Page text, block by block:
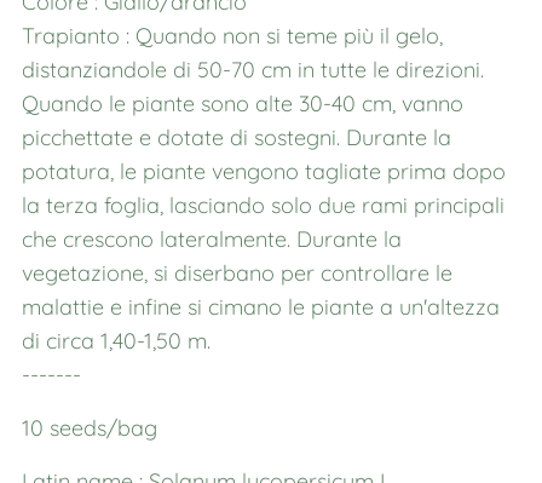
Trapianto : Quando non si teme più il gelo,
distanziandole di 50-70 cm in tutte le direzioni.
Quando le piante sono alte 30-40 cm, vanno
picchettate e dotate di sostegni. Durante la
potatura, le piante vengono tagliate prima dopo
la terza foglia, lasciando solo due rami principali
che crescono lateralmente. Durante la
vegetazione, si diserbano per controllare le
malattie e infine si cimano le piante a un'altezza
di circa 1,40-1,50 m.
-------
10 seeds/bag